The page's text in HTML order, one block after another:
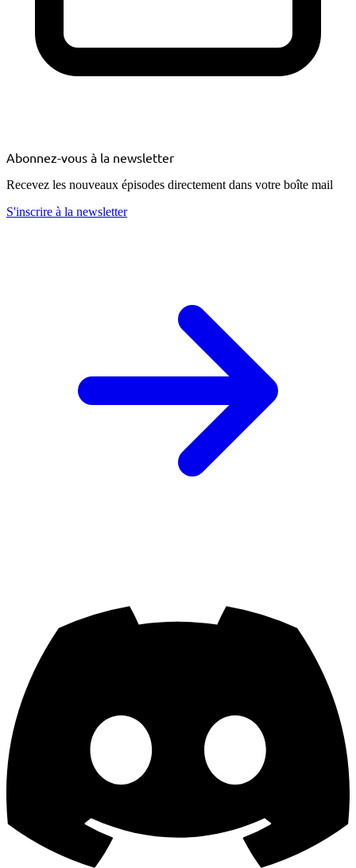
Abonnez-vous à la newsletter
Recevez les nouveaux épisodes directement dans votre boîte mail
S'inscrire à la newsletter